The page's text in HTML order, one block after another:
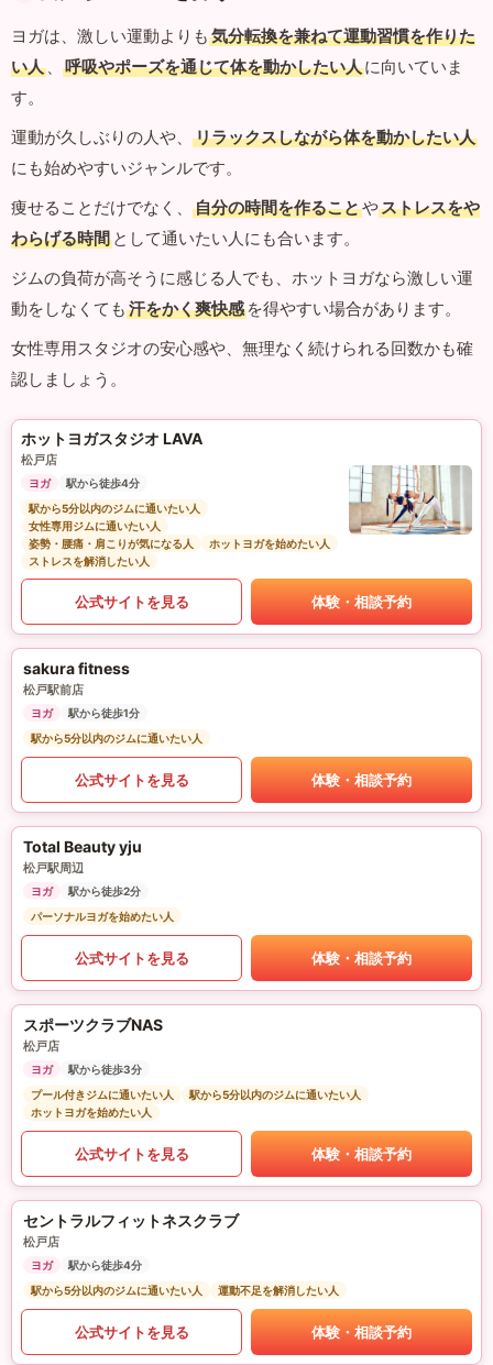
ヨガは、激しい運動よりも 気分転換を兼ねて運動習慣を作りた
い人 、 呼吸やポーズを通じて体を動かしたい人に向いていま
す。
運動が久しぶりの人や、
リラックスしながら体を動かしたい人
にも始めやすいジャンルです。
痩せることだけでなく、
自分の時間を作ることやストレスをや
わらげる時間 として通いたい人にも合います。
ジムの負荷が高そうに感じる人でも、ホットヨガなら激しい運
動をしなくても 汗をかく爽快感 を得やすい場合があります。
女性専用スタジオの安心感や、無理なく続けられる回数かも確
認しましょう。
ホットヨガスタジオ LAVA
松戸店
ヨガ
駅から徒歩4分
駅から5分以内のジムに通いたい人
女性専用ジムに通いたい人
姿勢・腰痛・肩こりが気になる人
ホットヨガを始めたい人
ストレスを解消したい人
公式サイトを見る 体験・相談予約
sakura fitness
松戸駅前店
ヨガ
駅から徒歩1分
駅から5分以内のジムに通いたい人
公式サイトを見る 体験・相談予約
Total Beauty yju
松戸駅周辺
ヨガ
駅から徒歩2分
パーソナルヨガを始めたい人
公式サイトを見る 体験・相談予約
スポーツクラブNAS
松戸店
ヨガ
駅から徒歩3分
プール付きジムに通いたい人
駅から5分以内のジムに通いたい人
ホットヨガを始めたい人
公式サイトを見る 体験・相談予約
セントラルフィットネスクラブ
松戸店
ヨガ
駅から徒歩4分
駅から5分以内のジムに通いたい人
運動不足を解消したい人
公式サイトを見る 体験・相談予約